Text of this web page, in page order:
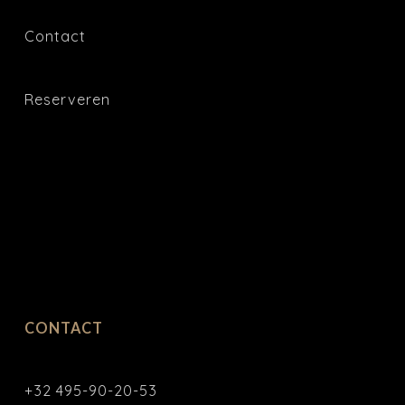
Contact
Reserveren
CONTACT
+32 495-90-20-53